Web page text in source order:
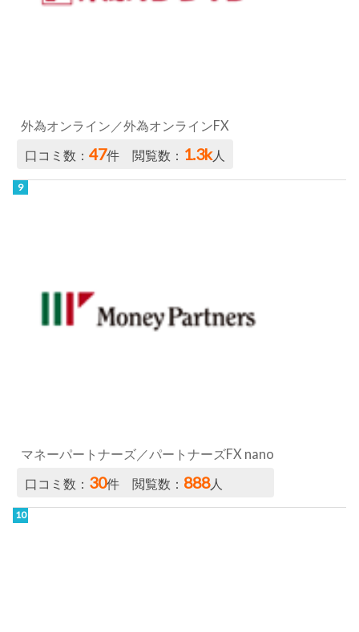
外為オンライン／外為オンラインFX
口コミ数：47件 閲覧数： 1.3k人
マネーパートナーズ／パートナーズFX nano
口コミ数： 30件 閲覧数： 888人